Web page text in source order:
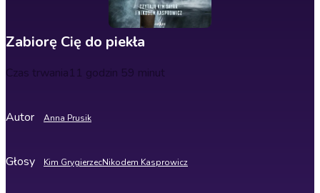
Zabiorę Cię do piekła
Czas trwania11 godzin 59 minut
Autor Anna Prusik
Głosy Kim GrygierzecNikodem Kasprowicz